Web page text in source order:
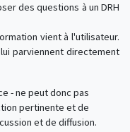
des questions à un DRH
vient à l'utilisateur.
lui parviennent directement
- ne peut donc pas
pertinente et de
et de diffusion.